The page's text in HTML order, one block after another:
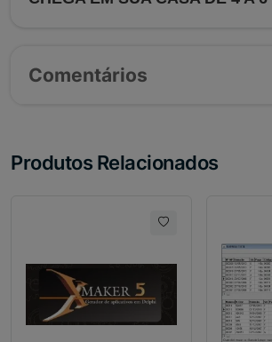
Comentários
Produtos Relacionados